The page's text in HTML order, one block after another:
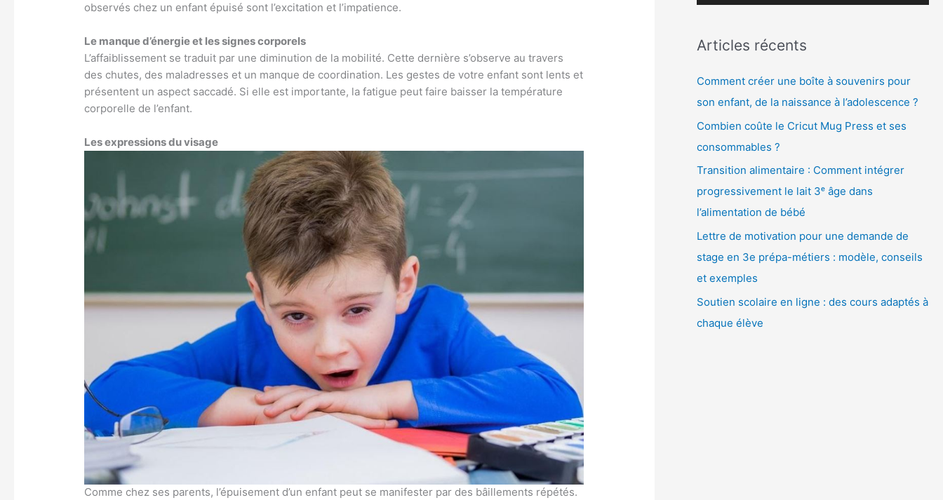
observés chez un enfant épuisé sont l’excitation et l’impatience.
Le manque d’énergie et les signes corporels
L’affaiblissement se traduit par une diminution de la mobilité. Cette dernière s’observe au travers
des chutes, des maladresses et un manque de coordination. Les gestes de votre enfant sont lents et
présentent un aspect saccadé. Si elle est importante, la fatigue peut faire baisser la température
corporelle de l’enfant.
Les expressions du visage
Comme chez ses parents, l’épuisement d’un enfant peut se manifester par des bâillements répétés.
iArticles récents
Comment créer une boîte à souvenirs pour
son enfant, de la naissance à l’adolescence ?
Combien coûte le Cricut Mug Press et ses
consommables ?
Transition alimentaire : Comment intégrer
progressivement le lait 3ᵉ âge dans
l’alimentation de bébé
Lettre de motivation pour une demande de
stage en 3e prépa-métiers : modèle, conseils
et exemples
Soutien scolaire en ligne : des cours adaptés à
chaque élève